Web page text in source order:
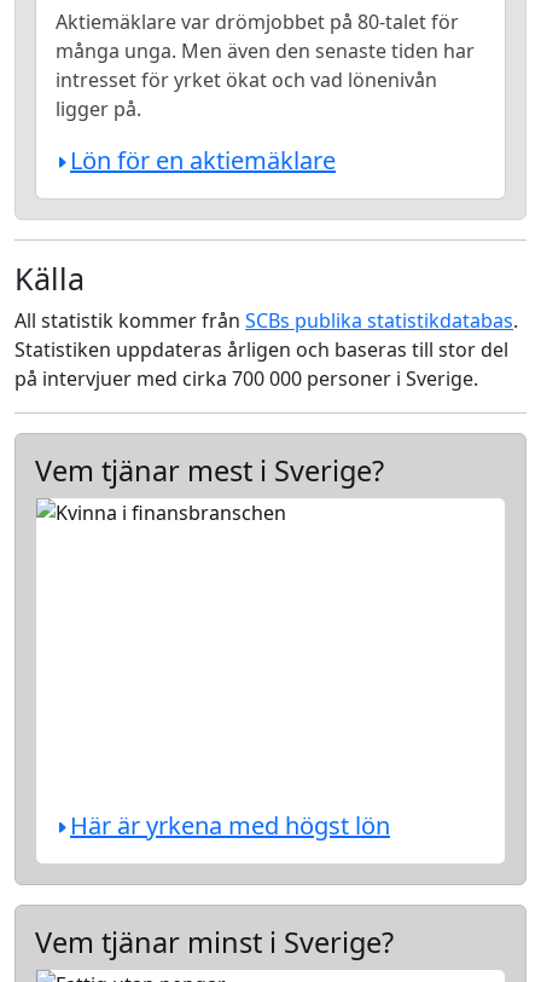
Aktiemäklare var drömjobbet på 80-talet för
många unga. Men även den senaste tiden har
intresset för yrket ökat och vad lönenivån
ligger på.
Lön för en aktiemäklare
Källa
All statistik kommer från SCBs publika statistikdatabas.
Statistiken uppdateras årligen och baseras till stor del
på intervjuer med cirka 700 000 personer i Sverige.
Vem tjänar mest i Sverige?
Här är yrkena med högst lön
Vem tjänar minst i Sverige?